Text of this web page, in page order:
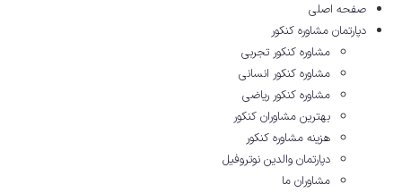
صفحه اصلی
دپارتمان مشاوره کنکور
مشاوره کنکور تجربی
مشاوره کنکور انسانی
مشاوره کنکور ریاضی
بهترین مشاوران کنکور
هزینه مشاوره کنکور
دپارتمان والدین نوتروفیل
مشاوران ما